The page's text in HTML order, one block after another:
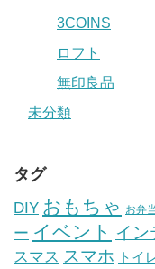
3COINS
ロフト
無印良品
未分類
タグ
DIY おもちゃ お弁
ー イベント イン
スマス スマホ トイ